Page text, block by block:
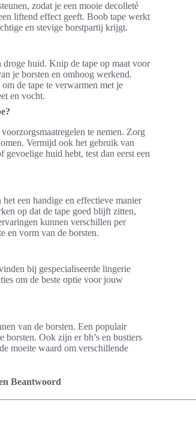
zodat je een mooie decolleté
liftend effect geeft. Boob tape werkt
en stevige borstpartij krijgt.
droge huid. Knip de tape op maat voor
je borsten en omhoog werkend.
de tape te verwarmen met je
en vocht.
te nemen. Zorg
Vermijd ook het gebruik van
huid hebt, test dan eerst een
een handige en effectieve manier
op dat de tape goed blijft zitten,
kunnen verschillen per
en vorm van de borsten.
bij gespecialiseerde lingerie
om de beste optie voor jouw
van de borsten. Een populair
borsten. Ook zijn er bh’s en bustiers
moeite waard om verschillende
Beantwoord